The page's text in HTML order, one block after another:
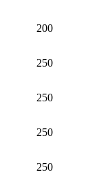
200
250
250
250
250